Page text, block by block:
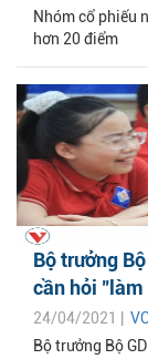
Nhóm cổ phiếu
hơn 20 điểm
Bộ trưởng
cần hỏi "làm
24/04/2021 |
Bộ trưởng Bộ